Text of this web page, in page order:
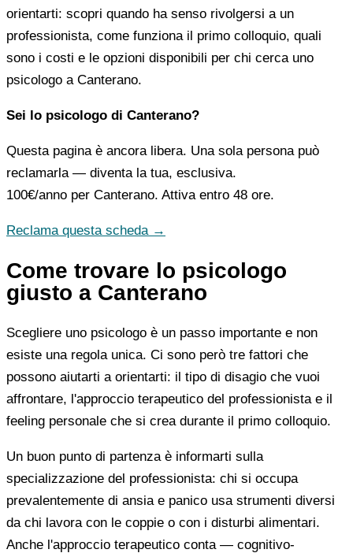
orientarti: scopri quando ha senso rivolgersi a un
professionista, come funziona il primo colloquio, quali
sono i costi e le opzioni disponibili per chi cerca uno
psicologo a Canterano.
Sei lo psicologo di Canterano?
Questa pagina è ancora libera. Una sola persona può
reclamarla — diventa la tua, esclusiva.
100€/anno per Canterano. Attiva entro 48 ore.
Reclama questa scheda →
Come trovare lo psicologo
giusto a Canterano
Scegliere uno psicologo è un passo importante e non
esiste una regola unica. Ci sono però tre fattori che
possono aiutarti a orientarti: il tipo di disagio che vuoi
affrontare, l'approccio terapeutico del professionista e il
feeling personale che si crea durante il primo colloquio.
Un buon punto di partenza è informarti sulla
specializzazione del professionista: chi si occupa
prevalentemente di ansia e panico usa strumenti diversi
da chi lavora con le coppie o con i disturbi alimentari.
Anche l'approccio terapeutico conta — cognitivo-